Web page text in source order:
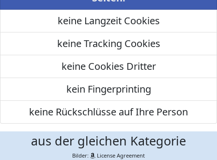
keine Langzeit Cookies
keine Tracking Cookies
keine Cookies Dritter
kein Fingerprinting
keine Rückschlüsse auf Ihre Person
aus der gleichen Kategorie
Bilder: License Agreement